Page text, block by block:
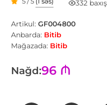
332 baxış
Artikul:GF004800
Anbarda: Bitib
Mağazada: Bitib
Nağd:96 ₼